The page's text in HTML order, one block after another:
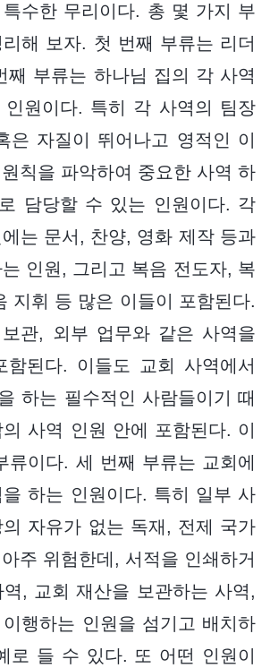
수한 무리이다. 총 몇 가지 부
해 보자. 첫 번째 부류는 리더
째 부류는 하나님 집의 각 사역
인원이다. 특히 각 사역의 팀장
은 자질이 뛰어나고 영적인 이
칙을 파악하여 중요한 사역 하
담당할 수 있는 인원이다. 각
는 문서, 찬양, 영화 제작 등과
인원, 그리고 복음 전도자, 복
지휘 등 많은 이들이 포함된다.
관, 외부 업무와 같은 사역을
함된다. 이들도 교회 사역에서
하는 필수적인 사람들이기 때
사역 인원 안에 포함된다. 이
류이다. 세 번째 부류는 교회에
하는 인원이다. 특히 일부 사
자유가 없는 독재, 전제 국가
주 위험한데, 서적을 인쇄하거
, 교회 재산을 보관하는 사역,
행하는 인원을 섬기고 배치하
로 들 수 있다. 또 어떤 인원이